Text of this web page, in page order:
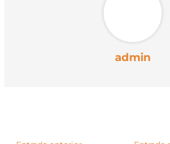
admin